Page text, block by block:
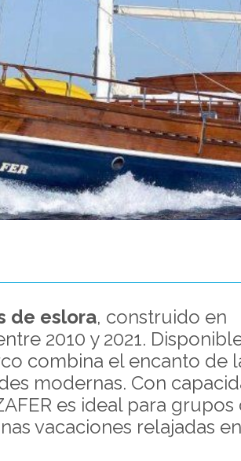
de eslora, construido en
2010 y 2021.
combina el encanto de
modernas. Con
es ideal para grupos
vacaciones relajadas